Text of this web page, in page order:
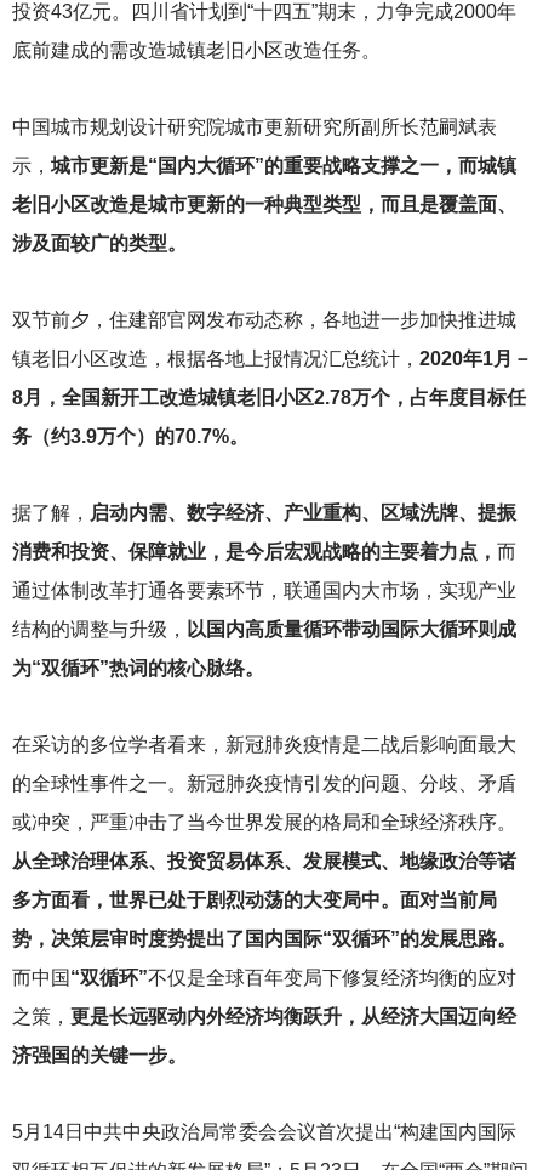
投资43亿元。四川省计划到“十四五”期末，力争完成2000年
底前建成的需改造城镇老旧小区改造任务。
中国城市规划设计研究院城市更新研究所副所长范嗣斌表
示， 城市更新是“国内大循环”的重要战略支撑之一，而城镇
老旧小区改造是城市更新的一种典型类型，而且是覆盖面、
涉及面较广的类型。
双节前夕，住建部官网发布动态称，各地进一步加快推进城
镇老旧小区改造，根据各地上报情况汇总统计， 2020年1月－
8月，全国新开工改造城镇老旧小区2.78万个，占年度目标任
务（约3.9万个）的70.7%。
据了解， 启动内需、数字经济、产业重构、区域洗牌、提振
消费和投资、保障就业，是今后宏观战略的主要着力点， 而
通过体制改革打通各要素环节，联通国内大市场，实现产业
结构的调整与升级， 以国内高质量循环带动国际大循环则成
为“双循环”热词的核心脉络。
在采访的多位学者看来，新冠肺炎疫情是二战后影响面最大
的全球性事件之一。新冠肺炎疫情引发的问题、分歧、矛盾
或冲突，严重冲击了当今世界发展的格局和全球经济秩序。
从全球治理体系、投资贸易体系、发展模式、地缘政治等诸
多方面看，世界已处于剧烈动荡的大变局中。面对当前局
势，决策层审时度势提出了国内国际“双循环”的发展思路。
而中国 “双循环”不仅是全球百年变局下修复经济均衡的应对
之策， 更是长远驱动内外经济均衡跃升，从经济大国迈向经
济强国的关键一步。
5月14日中共中央政治局常委会会议首次提出“构建国内国际